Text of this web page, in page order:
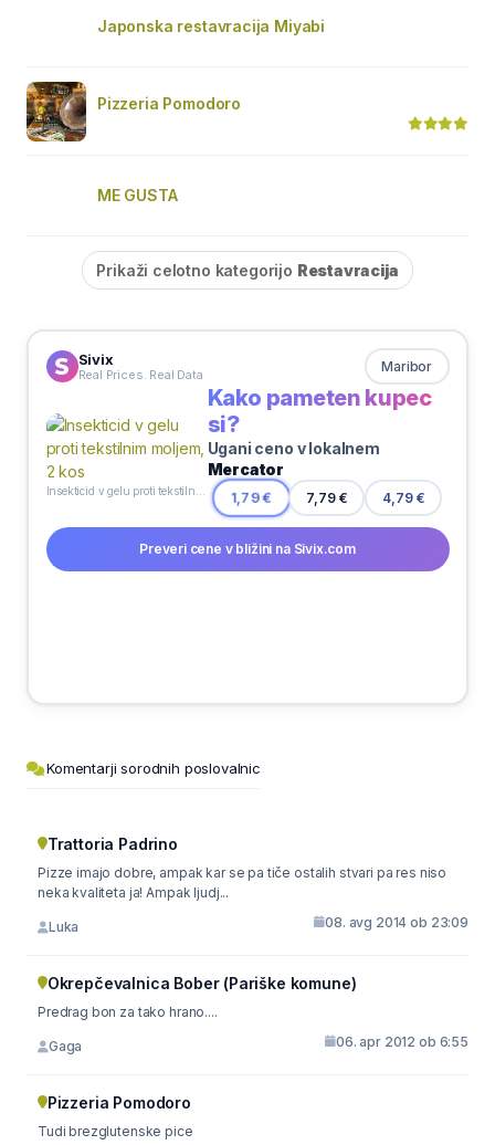
Japonska restavracija Miyabi
Pizzeria Pomodoro
ME GUSTA
Prikaži celotno kategorijo Restavracija
Sivix
Real Prices. Real Data Maribor
Kako pameten kupec
si?
Ugani ceno v lokalnem
Mercator
1,79 € 7,79 € 4,79 €
Preveri cene v bližini na Sivix.com
Komentarji sorodnih poslovalnic
Trattoria Padrino
Pizze imajo dobre, ampak kar se pa tiče ostalih stvari pa res niso
neka kvaliteta ja! Ampak ljudj...
Luka 08. avg 2014 ob 23:09
Okrepčevalnica Bober (Pariške komune)
Predrag bon za tako hrano....
Gaga 06. apr 2012 ob 6:55
Pizzeria Pomodoro
Tudi brezglutenske pice